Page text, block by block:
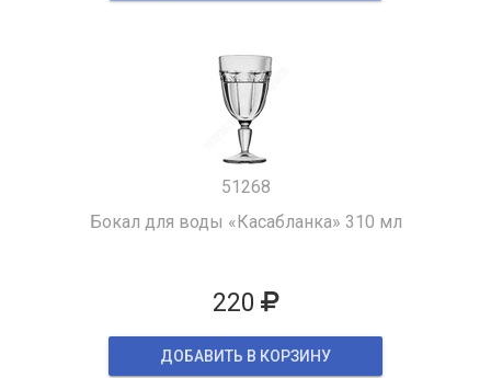
51268
Бокал для воды «Касабланка» 310 мл
220
ДОБАВИТЬ В КОРЗИНУ